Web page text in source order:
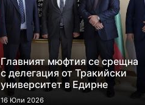
Главният мюфтия се срещна
с делегация от Тракийски
университет в Едирне
16 Юли 2026